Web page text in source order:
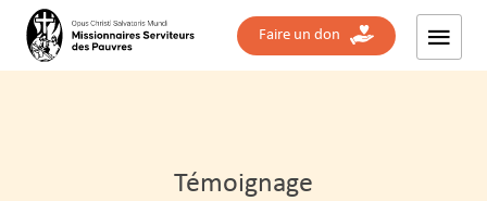
Faire un don
Témoignage